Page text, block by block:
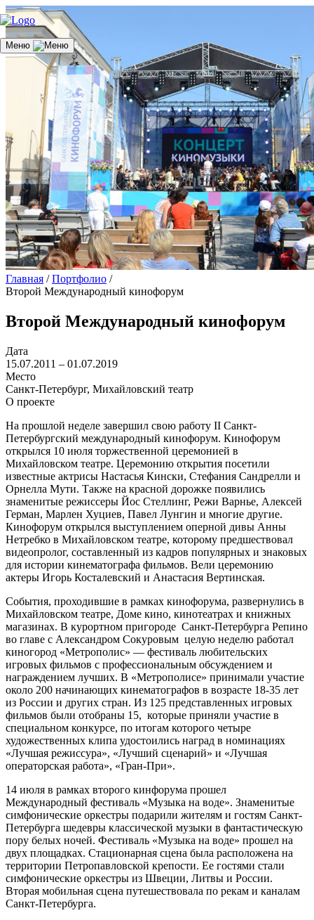
Меню
Главная / Портфолио /
Второй Международный кинофорум
Второй Международный кинофорум
Дата
15.07.2011 – 01.07.2019
Место
Санкт-Петербург, Михайловский театр
О проекте
На прошлой неделе завершил свою работу II Санкт-
Петербургский международный кинофорум. Кинофорум
открылся 10 июля торжественной церемонией в
Михайловском театре. Церемонию открытия посетили
известные актрисы Настасья Кински, Стефания Сандрелли и
Орнелла Мути. Также на красной дорожке появились
знаменитые режиссеры Йос Стеллинг, Режи Варнье, Алексей
Герман, Марлен Хуциев, Павел Лунгин и многие другие.
Кинофорум открылся выступлением оперной дивы Анны
Нетребко в Михайловском театре, которому предшествовал
видеопролог, составленный из кадров популярных и знаковых
для истории кинематографа фильмов. Вели церемонию
актеры Игорь Косталевский и Анастасия Вертинская.
События, проходившие в рамках кинофорума, развернулись в
Михайловском театре, Доме кино, кинотеатрах и книжных
магазинах. В курортном пригороде Санкт-Петербурга Репино
во главе с Александром Сокуровым целую неделю работал
киногород «Метрополис» — фестиваль любительских
игровых фильмов с профессиональным обсуждением и
награждением лучших. В «Метрополисе» принимали участие
около 200 начинающих кинематографов в возрасте 18-35 лет
из России и других стран. Из 125 представленных игровых
фильмов были отобраны 15, которые приняли участие в
специальном конкурсе, по итогам которого четыре
художественных клипа удостоились наград в номинациях
«Лучшая режиссура», «Лучший сценарий» и «Лучшая
операторская работа», «Гран-При».
14 июля в рамках второго кинфорума прошел
Международный фестиваль «Музыка на воде». Знаменитые
симфонические оркестры подарили жителям и гостям Санкт-
Петербурга шедевры классической музыки в фантастическую
пору белых ночей. Фестиваль «Музыка на воде» прошел на
двух площадках. Стационарная сцена была расположена на
территории Петропавловской крепости. Ее гостями стали
симфонические оркестры из Швеции, Литвы и России.
Вторая мобильная сцена путешествовала по рекам и каналам
Санкт-Петербурга.